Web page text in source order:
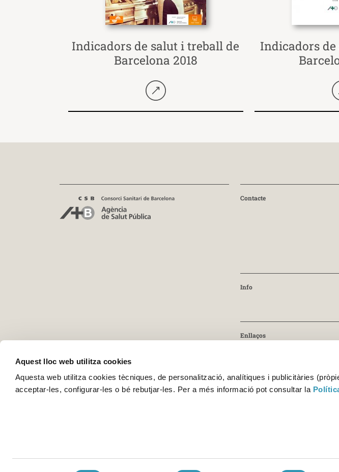
Aquest lloc web utilitza cookies
Aquesta web utilitza cookies tècniques, de personalització, analítiques i publicitàries
acceptar-les, configurar-les o bé rebutjar-les. Per a més informació pot consultar la
Indicadors de salut i treball de
Barcelona 2018
Indicadors
Contacte
Info
Enllaços
Certificat